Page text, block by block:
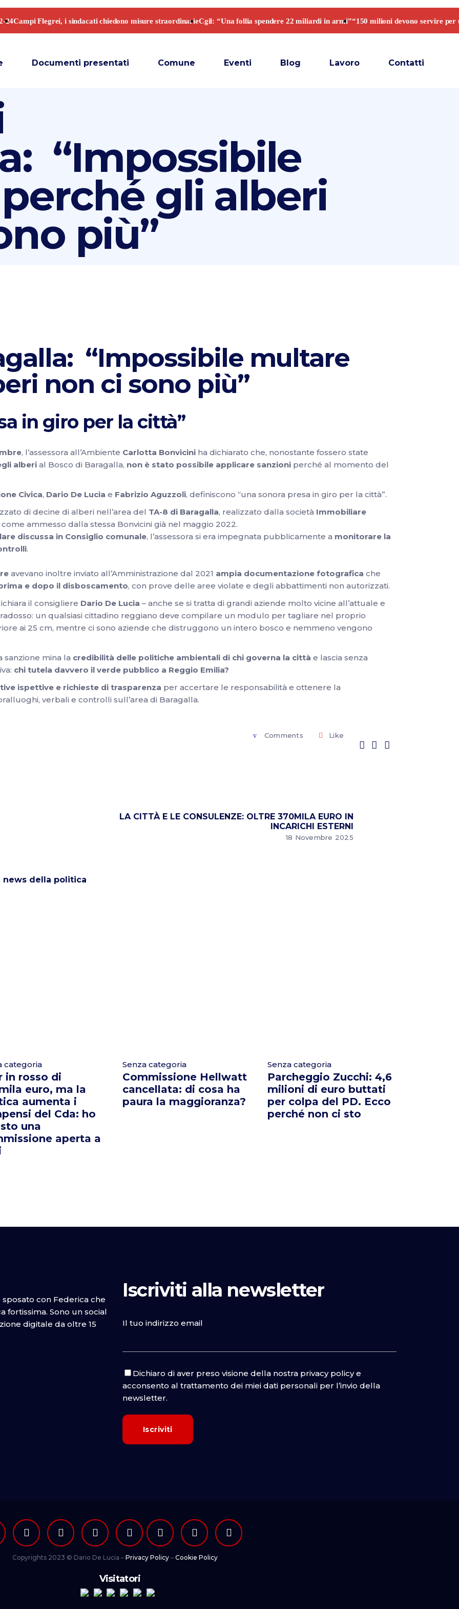
Documenti presentati Comune Eventi Blog Lavoro Contatti
“Impossibile
gli alberi
più”
“Impossibile multare
non ci sono più”
in giro per la città”
, l’assessora all’Ambiente Carlotta Bonvicini ha dichiarato che, nonostante fossero state
alberi al Bosco di Baragalla, non è stato possibile applicare sanzioni perché al momento del
Civica, Dario De Lucia e Fabrizio Aguzzoli, definiscono “una sonora presa in giro per la città”.
di decine di alberi nell’area del TA-8 di Baragalla, realizzato dalla società Immobiliare
come ammesso dalla stessa Bonvicini già nel maggio 2022.
discussa in Consiglio comunale, l’assessora si era impegnata pubblicamente a monitorare la
.
avevano inoltre inviato all’Amministrazione dal 2021 ampia documentazione fotografica che
e dopo il disboscamento, con prove delle aree violate e degli abbattimenti non autorizzati.
il consigliere Dario De Lucia – anche se si tratta di grandi aziende molto vicine all’attuale e
un qualsiasi cittadino reggiano deve compilare un modulo per tagliare nel proprio
ai 25 cm, mentre ci sono aziende che distruggono un intero bosco e nemmeno vengono
sanzione mina la credibilità delle politiche ambientali di chi governa la città e lascia senza
chi tutela davvero il verde pubblico a Reggio Emilia?
ispettive e richieste di trasparenza per accertare le responsabilità e ottenere la
verbali e controlli sull’area di Baragalla.
Comments Like
news della politica
LA CITTÀ E LE CONSULENZE: OLTRE 370MILA EURO IN
INCARICHI ESTERNI
18 Novembre 2025
categoria
in rosso di
euro, ma la
aumenta i
del Cda: ho
una
aperta a
Senza categoria
Commissione Hellwatt
cancellata: di cosa ha
paura la maggioranza?
Senza categoria
Parcheggio Zucchi: 4,6
milioni di euro buttati
per colpa del PD. Ecco
perché non ci sto
sposato con Federica che
fortissima. Sono un social
digitale da oltre 15
Iscriviti alla newsletter
Il tuo indirizzo email
Dichiaro di aver preso visione della nostra privacy policye
acconsento al trattamento dei miei dati personali per l’invio della
newsletter.
Copyrights 2023 © Dario De Lucia – Privacy Policy– Cookie Policy
Visitatori